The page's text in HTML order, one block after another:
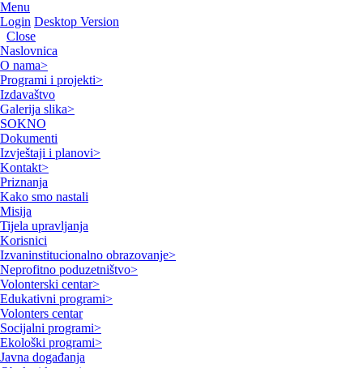
Menu
Login Desktop Version
Close
Naslovnica
O nama>
Programi i projekti>
Izdavaštvo
Galerija slika>
SOKNO
Dokumenti
Izvještaji i planovi>
Kontakt>
Priznanja
Kako smo nastali
Misija
Tijela upravljanja
Korisnici
Izvaninstitucionalno obrazovanje>
Neprofitno poduzetništvo>
Volonterski centar>
Edukativni programi>
Volonters centar
Socijalni programi>
Ekološki programi>
Javna događanja